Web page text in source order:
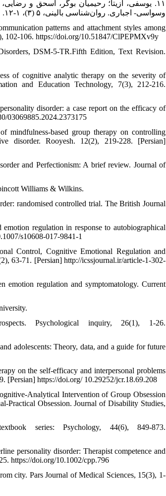
وسواسی- اجباری. روان‌شناسی بالینی، ۵ (۳)، ۱-۱۲. https://doi.org/۱۰,۲۲۰۷۵/jcp.۲۰۱۷.۲۱۳۱
patterns and attachment styles among
102-106. https://doi.org/10.51847/ClPEPMXv9y
DSM-5-TR.Fifth Edition, Text Revision.
of cognitive analytic therapy on the severity of
and Education Technology, 7(3), 212-216.
disorder: a case report on the efficacy of
03069885.2024.2373175
mindfulness-based group therapy on controlling
disorder. Rooyesh. 12(2), 219-228. [Persian]
and Perfectionism: A brief review. Journal of
Williams & Wilkins.
randomised controlled trial. The British Journal
regulation in response to autobiographical
s10608-017-9841-1
Control, Cognitive Emotional Regulation and
63-71. [Persian] http://icssjournal.ir/article-1-302-
emotion regulation and symptomatology. Current
Psychological inquiry, 26(1), 1-26.
adolescents: Theory, data, and a guide for future
on the self-efficacy and interpersonal problems
[Persian] https://doi.org/ 10.29252/jcr.18.69.208
Analytical Intervention of Group Obsession
Practical Obsession. Journal of Disability Studies,
series: Psychology, 44(6), 849-873.
personality disorder: Therapist competence and
https://doi.org/10.1002/cpp.796
city. Pars Journal of Medical Sciences, 15(3), 1-